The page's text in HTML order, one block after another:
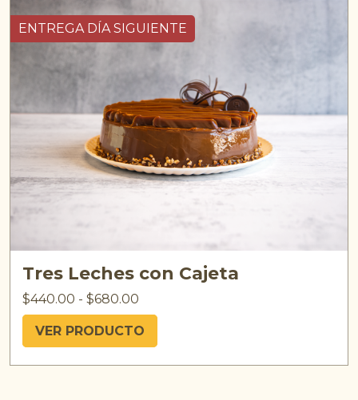
ENTREGA DÍA SIGUIENTE
Tres Leches con Cajeta
$440.00 - $680.00
VER PRODUCTO